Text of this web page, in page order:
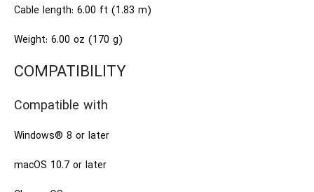
Cable length: 6.00 ft (1.83 m)
Weight: 6.00 oz (170 g)
COMPATIBILITY
Compatible with
Windows® 8 or later
macOS 10.7 or later